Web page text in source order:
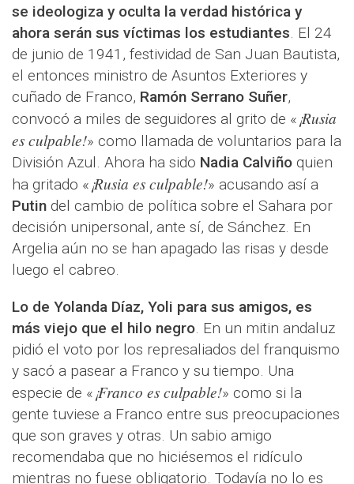
se ideologiza y oculta la verdad histórica y
ahora serán sus víctimas los estudiantes. El 24
de junio de 1941, festividad de San Juan Bautista,
el entonces ministro de Asuntos Exteriores y
cuñado de Franco, Ramón Serrano Suñer,
convocó a miles de seguidores al grito de « ¡Rusia
es culpable!» como llamada de voluntarios para la
División Azul. Ahora ha sido Nadia Calviño quien
ha gritado « ¡Rusia es culpable!» acusando así a
Putin del cambio de política sobre el Sahara por
decisión unipersonal, ante sí, de Sánchez. En
Argelia aún no se han apagado las risas y desde
luego el cabreo.
Lo de Yolanda Díaz, Yoli para sus amigos, es
más viejo que el hilo negro. En un mitin andaluz
pidió el voto por los represaliados del franquismo
y sacó a pasear a Franco y su tiempo. Una
especie de « ¡Franco es culpable!» como si la
gente tuviese a Franco entre sus preocupaciones
que son graves y otras. Un sabio amigo
recomendaba que no hiciésemos el ridículo
mientras no fuese obligatorio. Todavía no lo es